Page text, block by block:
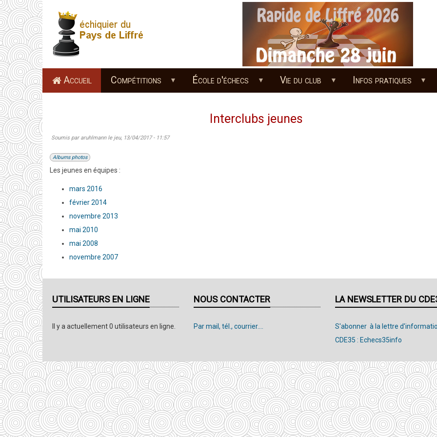
Aller
au
contenu
principal
Accueil Compétitions École d'échecs Vie du club Infos pratiques
Interclubs jeunes
Soumis par aruhlmannle jeu, 13/04/2017 - 11:57
Albums photos
Les jeunes en équipes :
mars 2016
février 2014
novembre 2013
mai 2010
mai 2008
novembre 2007
UTILISATEURS EN LIGNE
Il y a actuellement 0 utilisateurs en ligne.
NOUS CONTACTER
Par mail, tél., courrier....
LA NEWSLETTER DU
S'abonner à la lettre
CDE35 : Echecs35info